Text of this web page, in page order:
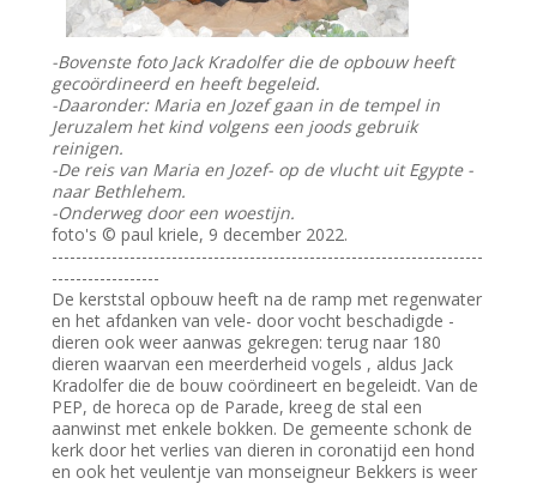
-Bovenste foto Jack Kradolfer die de opbouw heeft
gecoördineerd en heeft begeleid.
-Daaronder: Maria en Jozef gaan in de tempel in
Jeruzalem het kind volgens een joods gebruik
reinigen.
-De reis van Maria en Jozef- op de vlucht uit Egypte -
naar Bethlehem.
-Onderweg door een woestijn.
foto's © paul kriele, 9 december 2022.
------------------------------------------------------------------------
------------------
De kerststal opbouw heeft na de ramp met regenwater
en het afdanken van vele- door vocht beschadigde -
dieren ook weer aanwas gekregen: terug naar 180
dieren waarvan een meerderheid vogels , aldus Jack
Kradolfer die de bouw coördineert en begeleidt. Van de
PEP, de horeca op de Parade, kreeg de stal een
aanwinst met enkele bokken. De gemeente schonk de
kerk door het verlies van dieren in coronatijd een hond
en ook het veulentje van monseigneur Bekkers is weer